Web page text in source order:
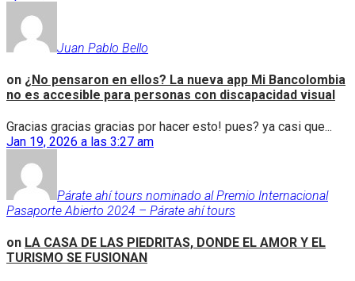
Juan Pablo Bello
on ¿No pensaron en ellos? La nueva app Mi Bancolombia
no es accesible para personas con discapacidad visual
Gracias gracias gracias por hacer esto! pues? ya casi que...
Jan 19, 2026 a las 3:27 am
Párate ahí tours nominado al Premio Internacional
Pasaporte Abierto 2024 – Párate ahí tours
on LA CASA DE LAS PIEDRITAS, DONDE EL AMOR Y EL
TURISMO SE FUSIONAN